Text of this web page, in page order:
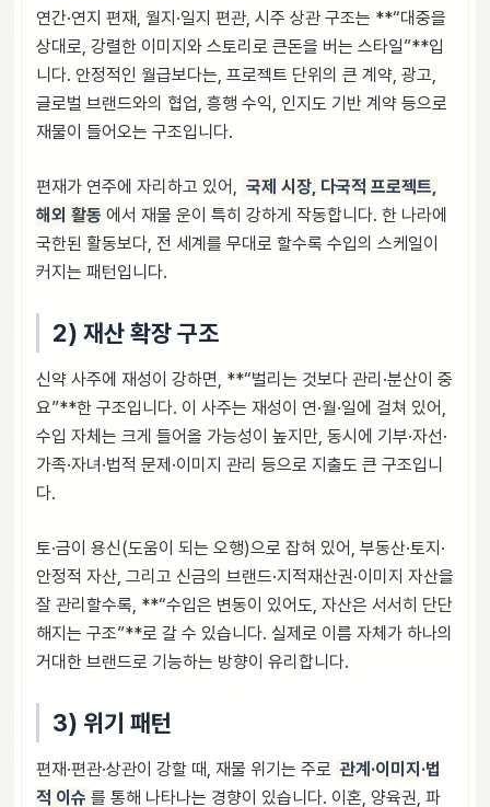
연간·연지 편재, 월지·일지 편관, 시주 상관 구조는 **“대중을
상대로, 강렬한 이미지와 스토리로 큰돈을 버는 스타일”**입
니다. 안정적인 월급보다는, 프로젝트 단위의 큰 계약, 광고,
글로벌 브랜드와의 협업, 흥행 수익, 인지도 기반 계약 등으로
재물이 들어오는 구조입니다.
편재가 연주에 자리하고 있어, 국제 시장, 다국적 프로젝트,
해외 활동 에서 재물 운이 특히 강하게 작동합니다. 한 나라에
국한된 활동보다, 전 세계를 무대로 할수록 수입의 스케일이
커지는 패턴입니다.
2) 재산 확장 구조
신약 사주에 재성이 강하면, **“벌리는 것보다 관리·분산이 중
요”**한 구조입니다. 이 사주는 재성이 연·월·일에 걸쳐 있어,
수입 자체는 크게 들어올 가능성이 높지만, 동시에 기부·자선·
가족·자녀·법적 문제·이미지 관리 등으로 지출도 큰 구조입니
다.
토·금이 용신(도움이 되는 오행)으로 잡혀 있어, 부동산·토지·
안정적 자산, 그리고 신금의 브랜드·지적재산권·이미지 자산을
잘 관리할수록, **“수입은 변동이 있어도, 자산은 서서히 단단
해지는 구조”**로 갈 수 있습니다. 실제로 이름 자체가 하나의
거대한 브랜드로 기능하는 방향이 유리합니다.
3) 위기 패턴
편재·편관·상관이 강할 때, 재물 위기는 주로 관계·이미지·법
적 이슈 를 통해 나타나는 경향이 있습니다. 이혼, 양육권, 파